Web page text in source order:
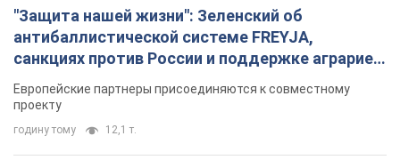
"Защита нашей жизни": Зеленский об
антибаллистической системе FREYJA,
санкциях против России и поддержке аграриев.
Видео
Европейские партнеры присоединяются к совместному
проекту
годину тому 12,1 т.